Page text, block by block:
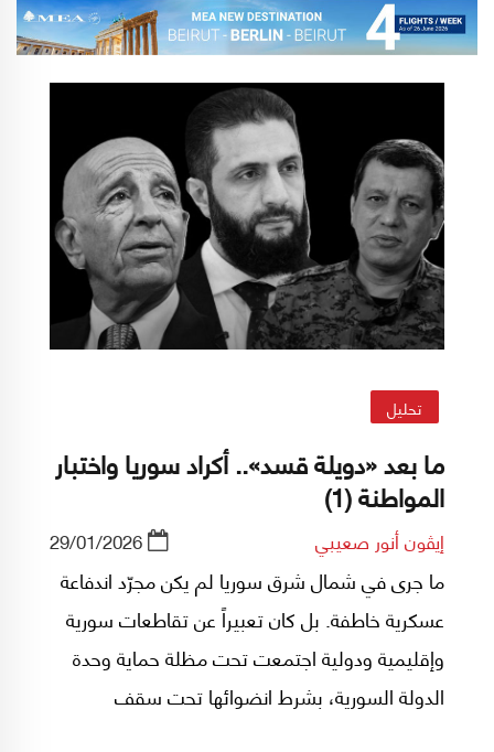
تحليل
ما بعد «دويلة قسد».. أكراد سوريا واختبار
المواطنة (1)
إيڤون أنور صعيبي 29/01/2026
ما جرى في شمال شرق سوريا لم يكن مجرّد اندفاعة
عسكرية خاطفة. بل كان تعبيراً عن تقاطعات سورية
وإقليمية ودولية اجتمعت تحت مظلة حماية وحدة
الدولة السورية، بشرط انضوائها تحت سقف